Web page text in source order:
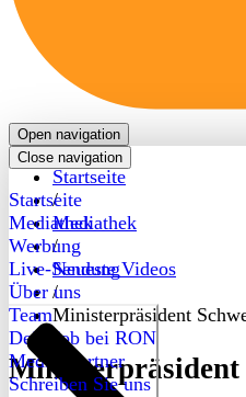
Open navigation
Close navigation
Startseite
Mediathek
Werbung
Live-Sendung
Über uns
Team
Dein Job bei RON
Medienpartner
Schreiben Sie uns
Startseite
/
Mediathek
/
Neueste Videos
/
Ministerpräsident
Ministerpräsident